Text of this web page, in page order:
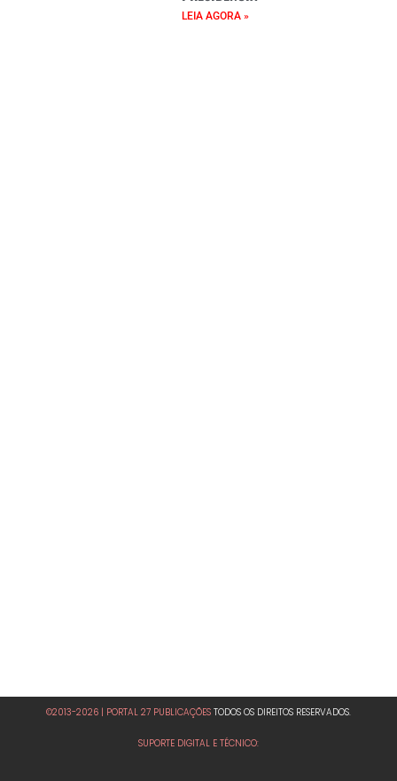
LEIA AGORA »
©2013-2026 | PORTAL 27 PUBLICAÇÕES TODOS OS DIREITOS RESERVADOS.
SUPORTE DIGITAL E TÉCNICO: